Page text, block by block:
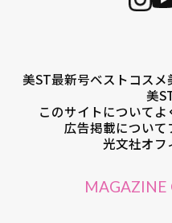
美ST最新号ベストコスメ
美
このサイトについてよ
広告掲載について
光文社オフ
MAGAZINE